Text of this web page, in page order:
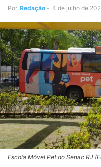
Por Redação - 4 de julho de
Escola Móvel Pet do Senac RJ